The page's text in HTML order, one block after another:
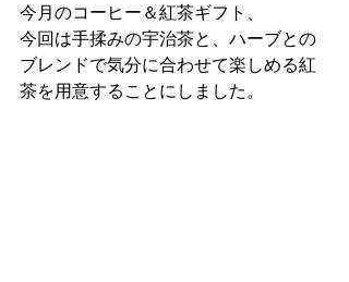
今月のコーヒー＆紅茶ギフト、
今回は手揉みの宇治茶と、ハーブとの
ブレンドで気分に合わせて楽しめる紅
茶を用意することにしました。